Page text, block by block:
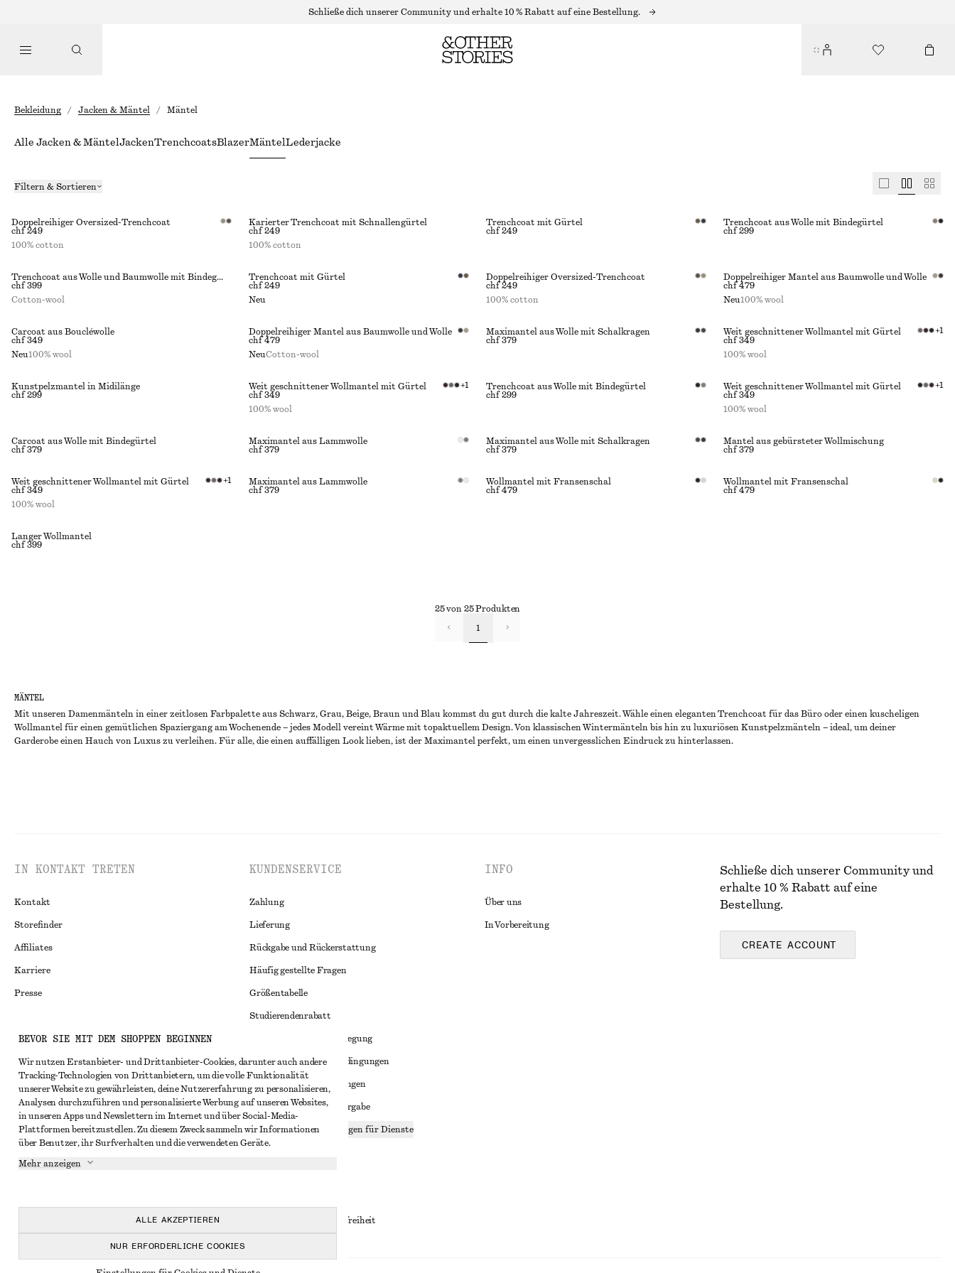
Schließe dich unserer Community und erhalte 10 % Rabatt auf eine Bestellung.
Bekleidung / Jacken & Mäntel / Mäntel
MÄNTEL
Mit unseren Damenmänteln in einer zeitlosen Farbpalette aus Schwarz, Grau, Beige, Braun und Blau kommst du gut durch die kalte Jahreszeit. Wähle einen eleganten Trenchcoat für das Büro oder einen kuscheligen
Wollmantel für einen gemütlichen Spaziergang am Wochenende – jedes Modell vereint Wärme mit topaktuellem Design. Von klassischen Wintermänteln bis hin zu luxuriösen Kunstpelzmänteln – ideal, um deiner
Garderobe einen Hauch von Luxus zu verleihen. Für alle, die einen auffälligen Look lieben, ist der Maximantel perfekt, um einen unvergesslichen Eindruck zu hinterlassen.
Alle Jacken & MäntelJackenTrenchcoatsBlazerMäntelLederjacke
Filtern & Sortieren
Doppelreihiger Oversized-Trenchcoat
chf 249
100% cotton
Karierter Trenchcoat mit Schnallengürtel
chf 249
100% cotton
Trenchcoat mit Gürtel
chf 249
Trenchcoat aus Wolle mit Bindegürtel
chf 299
Trenchcoat aus Wolle und Baumwolle mit Bindegürtel
chf 399
Cotton-wool
Trenchcoat mit Gürtel
chf 249
Neu
Doppelreihiger Oversized-Trenchcoat
chf 249
100% cotton
Doppelreihiger Mantel aus Baumwolle und Wolle
chf 479
Neu100% wool
Carcoat aus Boucléwolle
chf 349
Neu100% wool
Doppelreihiger Mantel aus Baumwolle und Wolle
chf 479
NeuCotton-wool
Maximantel aus Wolle mit Schalkragen
chf 379
Weit geschnittener Wollmantel mit Gürtel
chf 349
+1
100% wool
Kunstpelzmantel in Midilänge
chf 299
Weit geschnittener Wollmantel mit Gürtel
chf 349
+1
100% wool
Trenchcoat aus Wolle mit Bindegürtel
chf 299
Weit geschnittener Wollmantel mit Gürtel
chf 349
+1
100% wool
Carcoat aus Wolle mit Bindegürtel
chf 379
Maximantel aus Lammwolle
chf 379
Maximantel aus Wolle mit Schalkragen
chf 379
Mantel aus gebürsteter Wollmischung
chf 379
Weit geschnittener Wollmantel mit Gürtel
chf 349
+1
100% wool
Maximantel aus Lammwolle
chf 379
Wollmantel mit Fransenschal
chf 479
Wollmantel mit Fransenschal
chf 479
Langer Wollmantel
chf 399
25 von 25 Produkten
1
IN KONTAKT TRETEN
Kontakt
Storefinder
Affiliates
Karriere
Presse
Instagram
Pinterest
Facebook
TikTok
KUNDENSERVICE
Zahlung
Lieferung
Rückgabe und Rückerstattung
Häufig gestellte Fragen
Größentabelle
Studierendenrabatt
Alternative Konfliktbeilegung
Allgemeine Geschäftsbedingungen
Mitgliedschaftsbedingungen
Cookies und Datenweitergabe
Cookies und Einstellungen für Dienste
Erklärung zur Barrierefreiheit
INFO
Über uns
In Vorbereitung
Schließe dich unserer Community und
erhalte 10 % Rabatt auf eine
Bestellung.
CREATE ACCOUNT
BEVOR SIE MIT DEM SHOPPEN BEGINNEN
Wir nutzen Erstanbieter- und Drittanbieter-Cookies, darunter auch andere
Tracking-Technologien von Drittanbietern, um die volle Funktionalität
unserer Website zu gewährleisten, deine Nutzererfahrung zu personalisieren,
Analysen durchzuführen und personalisierte Werbung auf unseren Websites,
in unseren Apps und Newslettern im Internet und über Social-Media-
Plattformen bereitzustellen. Zu diesem Zweck sammeln wir Informationen
über Benutzer, ihr Surfverhalten und die verwendeten Geräte.
Mehr anzeigen
ALLE AKZEPTIEREN
NUR ERFORDERLICHE COOKIES